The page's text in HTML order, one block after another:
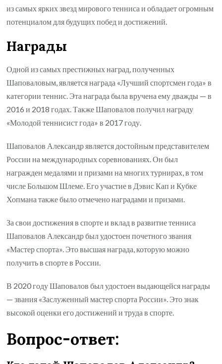
из самых ярких звезд мирового тенниса и обладает огромным
потенциалом для будущих побед и достижений.
Награды
Одной из самых престижных наград, полученных
Шаповаловым, является награда «Лучший спортсмен года» в
категории теннис. Эта награда была вручена ему дважды — в
2016 и 2018 годах. Также Шаповалов получил награду
«Молодой теннисист года» в 2017 году.
Шаповалов Александр является достойным представителем
России на международных соревнованиях. Он был
награжден медалями и призами на многих турнирах, в том
числе Большом Шлеме. Его участие в Дэвис Кап и Кубке
Хопмана также было отмечено наградами и призами.
За свои достижения в спорте и вклад в развитие тенниса
Шаповалов Александр был удостоен почетного звания
«Мастер спорта». Это высшая награда, которую можно
получить в спорте в России.
В 2020 году Шаповалов был удостоен выдающейся награды
— звания «Заслуженный мастер спорта России». Это знак
высокой оценки его достижений и труда в спорте.
Вопрос-ответ: